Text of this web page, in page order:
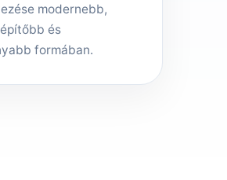
modernebb,
és
formában.